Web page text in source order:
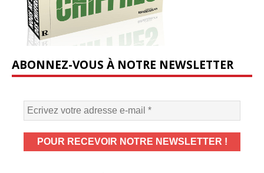
ABONNEZ-VOUS À NOTRE NEWSLETTER